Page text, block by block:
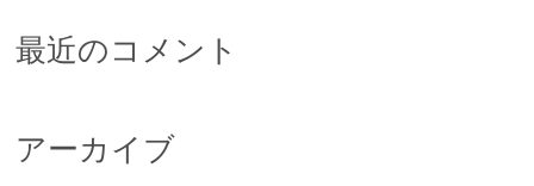
最近のコメント
アーカイブ